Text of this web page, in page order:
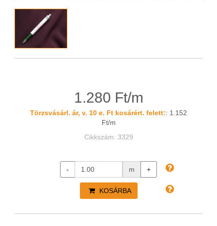
1.280 Ft/m
Törzsvásárl. ár, v. 10 e. Ft kosárért. felett:: 1.152
Ft/m
Cikkszám: 3329
- m +
KOSÁRBA